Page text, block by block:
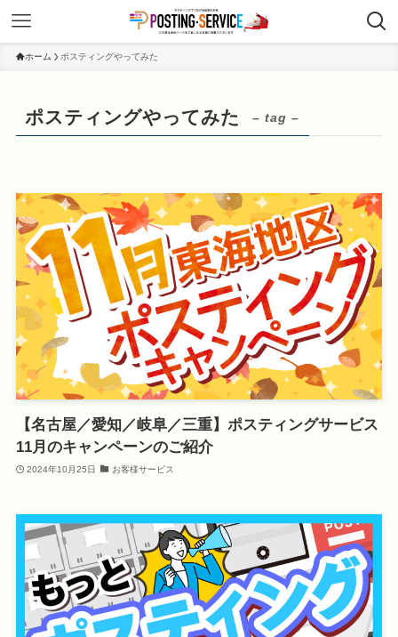
ホーム ポスティングやってみた
ポスティングやってみた – tag –
【名古屋／愛知／岐阜／三重】ポスティングサービス
11月のキャンペーンのご紹介
2024年10月25日 お客様サービス